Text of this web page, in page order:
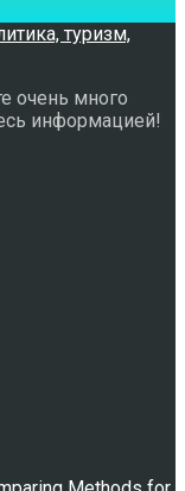
очень много
информацией!